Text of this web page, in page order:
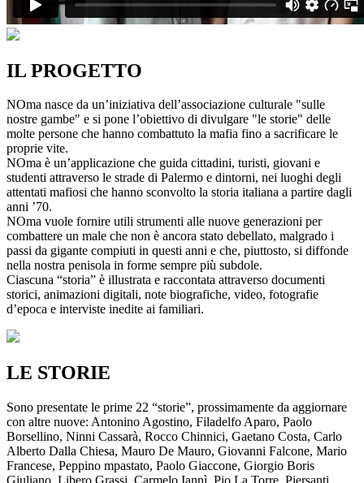
IL PROGETTO
NOma nasce da un’iniziativa dell’associazione culturale "sulle
nostre gambe" e si pone l’obiettivo di divulgare "le storie" delle
molte persone che hanno combattuto la mafia fino a sacrificare le
proprie vite.
NOma è un’applicazione che guida cittadini, turisti, giovani e
studenti attraverso le strade di Palermo e dintorni, nei luoghi degli
attentati mafiosi che hanno sconvolto la storia italiana a partire dagli
anni ’70.
NOma vuole fornire utili strumenti alle nuove generazioni per
combattere un male che non è ancora stato debellato, malgrado i
passi da gigante compiuti in questi anni e che, piuttosto, si diffonde
nella nostra penisola in forme sempre più subdole.
Ciascuna “storia” è illustrata e raccontata attraverso documenti
storici, animazioni digitali, note biografiche, video, fotografie
d’epoca e interviste inedite ai familiari.
LE STORIE
Sono presentate le prime 22 “storie”, prossimamente da aggiornare
con altre nuove: Antonino Agostino, Filadelfo Aparo, Paolo
Borsellino, Ninni Cassarà, Rocco Chinnici, Gaetano Costa, Carlo
Alberto Dalla Chiesa, Mauro De Mauro, Giovanni Falcone, Mario
Francese, Peppino mpastato, Paolo Giaccone, Giorgio Boris